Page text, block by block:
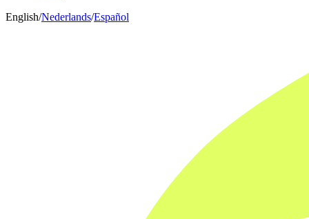
English/Nederlands/Español